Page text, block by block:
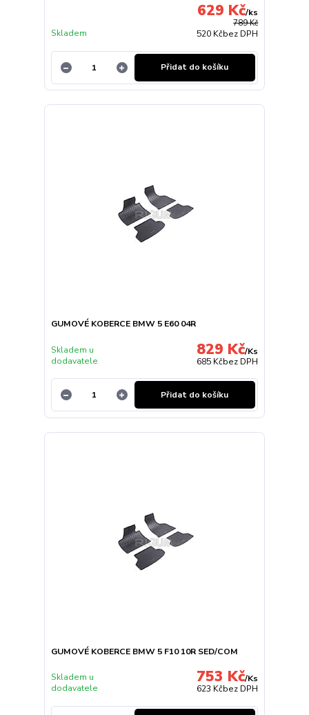
789 Kč
629 Kč/ks
520 Kčbez DPH
Skladem
Přidat do košíku
GUMOVÉ KOBERCE BMW 5 E60 04R
829 Kč/Ks
685 Kčbez DPH
Skladem u
dodavatele
Přidat do košíku
GUMOVÉ KOBERCE BMW 5 F10 10R SED/COM
753 Kč/Ks
623 Kčbez DPH
Skladem u
dodavatele